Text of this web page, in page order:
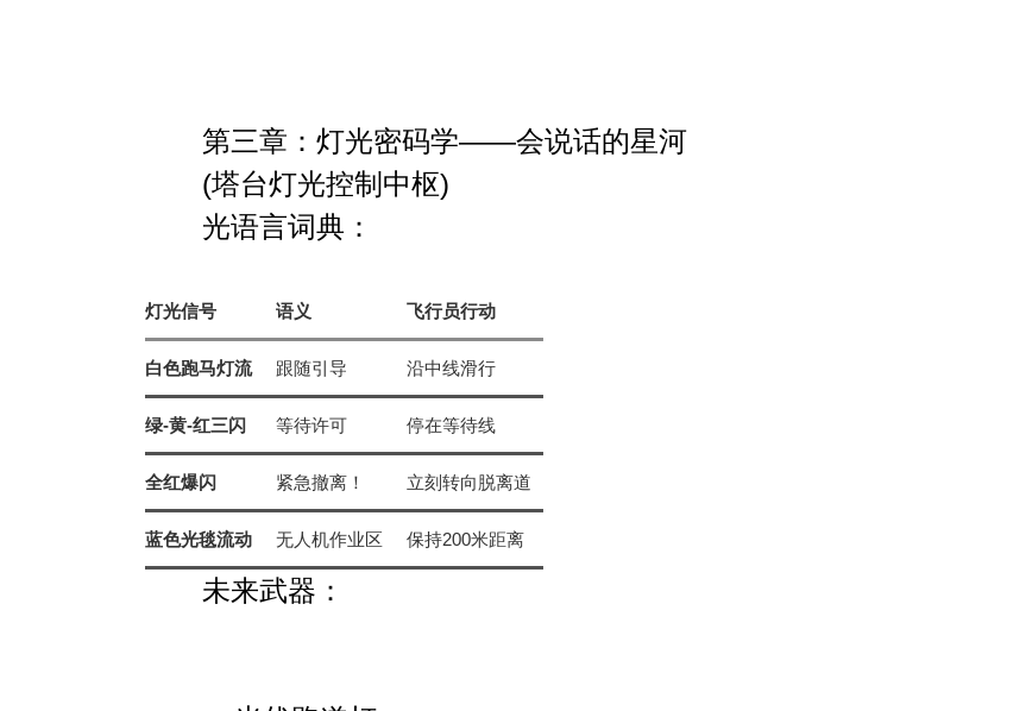
第三章：灯光密码学——会说话的星河
(塔台灯光控制中枢)
光语言词典 ：
灯光信号 语义 飞行员行动
白色跑马灯流 跟随引导 沿中线滑行
绿-黄-红三闪 等待许可 停在等待线
全红爆闪 紧急撤离！ 立刻转向脱离道
蓝色光毯流动 无人机作业区 保持200米距离
未来武器 ：